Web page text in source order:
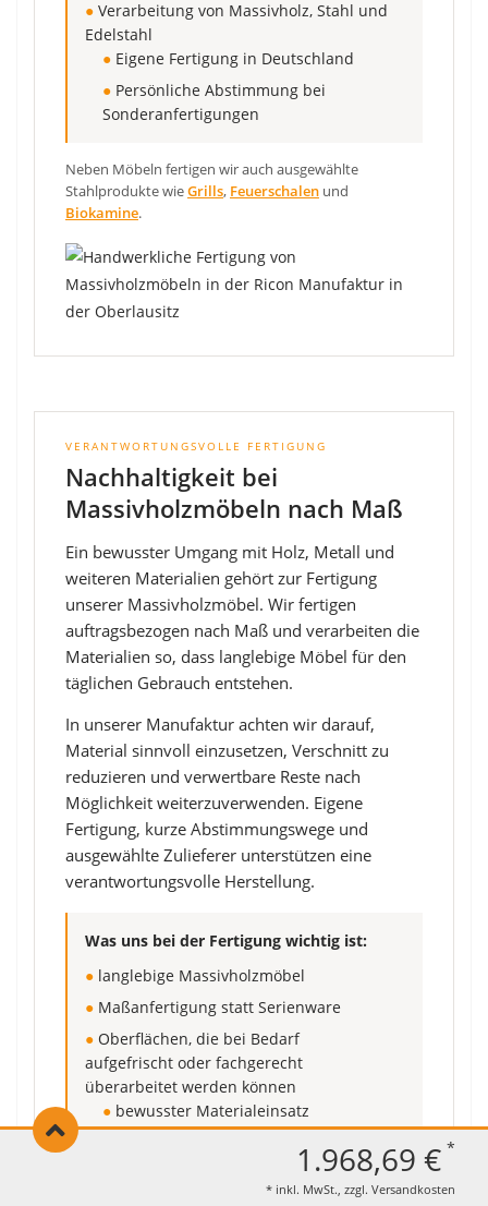
1.968,69 € *
* inkl. MwSt., zzgl. Versandkosten
● Verarbeitung von Massivholz, Stahl und
Edelstahl
● Eigene Fertigung in Deutschland
● Persönliche Abstimmung bei
Sonderanfertigungen
Neben Möbeln fertigen wir auch ausgewählte
Stahlprodukte wieGrills, Feuerschalen und
Biokamine.
VERANTWORTUNGSVOLLE FERTIGUNG
Nachhaltigkeit bei
Massivholzmöbeln nach Maß
Ein bewusster Umgang mit Holz, Metall und
weiteren Materialien gehört zur Fertigung
unserer Massivholzmöbel. Wir fertigen
auftragsbezogen nach Maß und verarbeiten die
Materialien so, dass langlebige Möbel für den
täglichen Gebrauch entstehen.
In unserer Manufaktur achten wir darauf,
Material sinnvoll einzusetzen, Verschnitt zu
reduzieren und verwertbare Reste nach
Möglichkeit weiterzuverwenden. Eigene
Fertigung, kurze Abstimmungswege und
ausgewählte Zulieferer unterstützen eine
verantwortungsvolle Herstellung.
Was uns bei der Fertigung wichtig ist:
● langlebige Massivholzmöbel
● Maßanfertigung statt Serienware
● Oberflächen, die bei Bedarf
aufgefrischt oder fachgerecht
überarbeitet werden können
● bewusster Materialeinsatz